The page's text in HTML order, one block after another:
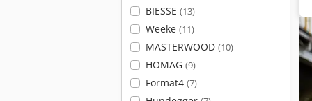
BIESSE (13)
Weeke (11)
MASTERWOOD (10)
HOMAG (9)
Format4 (7)